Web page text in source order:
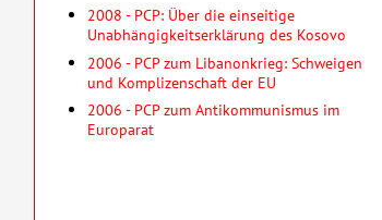
2008 - PCP: Über die einseitige
Unabhängigkeitserklärung des Kosovo
2006 - PCP zum Libanonkrieg: Schweigen
und Komplizenschaft der EU
2006 - PCP zum Antikommunismus im
Europarat